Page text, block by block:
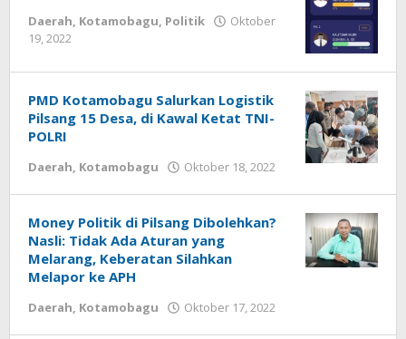
Daerah, Kotamobagu, Politik
Oktober
19, 2022
Lantapon
PMD Kotamobagu Salurkan Logistik
Pilsang 15 Desa, di Kawal Ketat TNI-
POLRI
Daerah, Kotamobagu Oktober 18, 2022
oleh
Money Politik di Pilsang Dibolehkan?
Nasli: Tidak Ada Aturan yang
Melarang, Keberatan Silahkan
Melapor ke APH
Daerah, Kotamobagu Oktober 17, 2022